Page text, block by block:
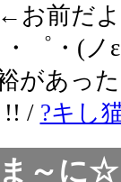
お前だ
・゜・(
があっ
!! / ?キし
ま～